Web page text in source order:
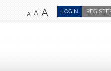
LOGIN
A A A